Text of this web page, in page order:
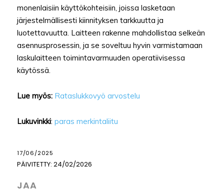
monenlaisiin käyttökohteisiin, joissa lasketaan
järjestelmällisesti kiinnityksen tarkkuutta ja
luotettavuutta. Laitteen rakenne mahdollistaa selkeän
asennusprosessin, ja se soveltuu hyvin varmistamaan
laskulaitteen toimintavarmuuden operatiivisessa
käytössä.
Lue myös: Rataslukkovyö arvostelu
Lukuvinkki: paras merkintaliitu
17/06/2025
PÄIVITETTY: 24/02/2026
JAA